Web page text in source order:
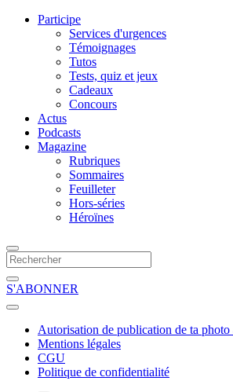
Participe
Services d'urgences
Témoignages
Tutos
Tests, quiz et jeux
Cadeaux
Concours
Actus
Podcasts
Magazine
Rubriques
Sommaires
Feuilleter
Hors-séries
Héroïnes
S'ABONNER
Autorisation de publication de ta photo
Mentions légales
CGU
Politique de confidentialité